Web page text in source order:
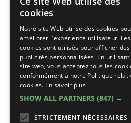
dernières
Recevez nos mises à jour hebdomadaires
construction et la
E-
cookies
Notre site Web utilise des cookies
améliorer l'expérience utilisateur. Les
cookies sont utilisés pour afficher des
publicités personnalisées. En utilisant
site web, vous acceptez tous les
conformément à notre Politique
cookies. En savoir plus
SHOW ALL PARTNERS (847) →
STRICTEMENT NÉCESSAIRES